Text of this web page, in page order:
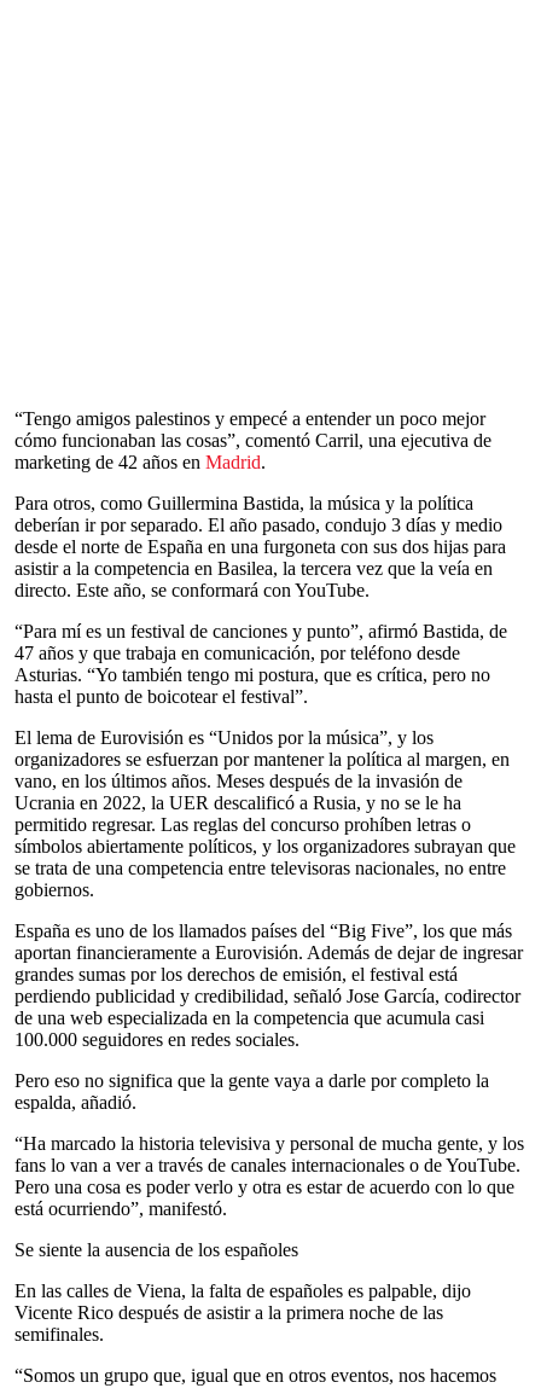
“Tengo amigos palestinos y empecé a entender un poco mejor
cómo funcionaban las cosas”, comentó Carril, una ejecutiva de
marketing de 42 años en Madrid.
Para otros, como Guillermina Bastida, la música y la política
deberían ir por separado. El año pasado, condujo 3 días y medio
desde el norte de España en una furgoneta con sus dos hijas para
asistir a la competencia en Basilea, la tercera vez que la veía en
directo. Este año, se conformará con YouTube.
“Para mí es un festival de canciones y punto”, afirmó Bastida, de
47 años y que trabaja en comunicación, por teléfono desde
Asturias. “Yo también tengo mi postura, que es crítica, pero no
hasta el punto de boicotear el festival”.
El lema de Eurovisión es “Unidos por la música”, y los
organizadores se esfuerzan por mantener la política al margen, en
vano, en los últimos años. Meses después de la invasión de
Ucrania en 2022, la UER descalificó a Rusia, y no se le ha
permitido regresar. Las reglas del concurso prohíben letras o
símbolos abiertamente políticos, y los organizadores subrayan que
se trata de una competencia entre televisoras nacionales, no entre
gobiernos.
España es uno de los llamados países del “Big Five”, los que más
aportan financieramente a Eurovisión. Además de dejar de ingresar
grandes sumas por los derechos de emisión, el festival está
perdiendo publicidad y credibilidad, señaló Jose García, codirector
de una web especializada en la competencia que acumula casi
100.000 seguidores en redes sociales.
Pero eso no significa que la gente vaya a darle por completo la
espalda, añadió.
“Ha marcado la historia televisiva y personal de mucha gente, y los
fans lo van a ver a través de canales internacionales o de YouTube.
Pero una cosa es poder verlo y otra es estar de acuerdo con lo que
está ocurriendo”, manifestó.
Se siente la ausencia de los españoles
En las calles de Viena, la falta de españoles es palpable, dijo
Vicente Rico después de asistir a la primera noche de las
semifinales.
“Somos un grupo que, igual que en otros eventos, nos hacemos